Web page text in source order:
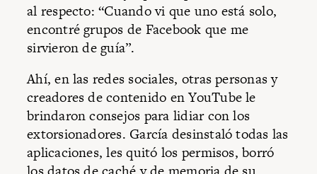
al respecto: “Cuando vi que uno está solo,
encontré grupos de Facebook que me
sirvieron de guía”.
Ahí, en las redes sociales, otras personas y
creadores de contenido en YouTube le
brindaron consejos para lidiar con los
extorsionadores. García desinstaló todas las
aplicaciones, les quitó los permisos, borró